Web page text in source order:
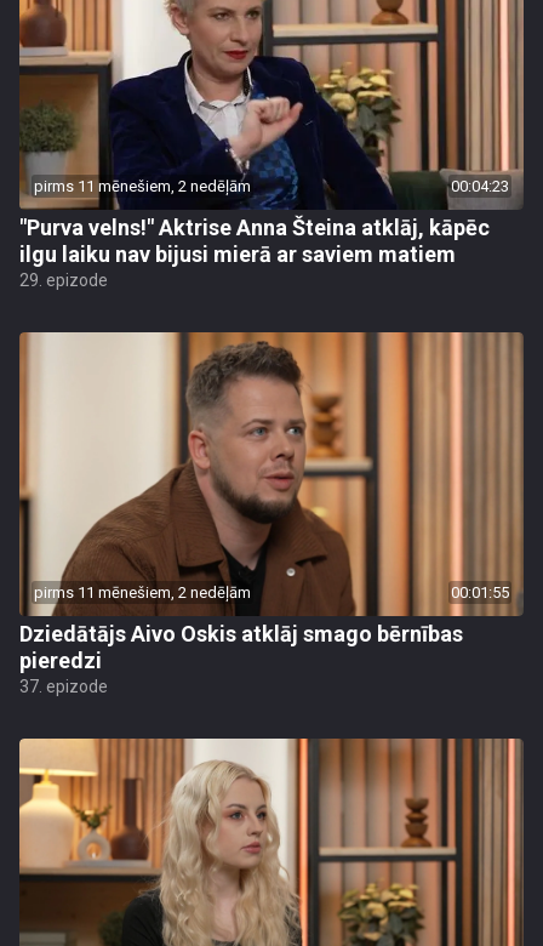
pirms 11 mēnešiem, 2 nedēļām 00:04:23
"Purva velns!" Aktrise Anna Šteina atklāj, kāpēc
ilgu laiku nav bijusi mierā ar saviem matiem
29. epizode
pirms 11 mēnešiem, 2 nedēļām 00:01:55
Dziedātājs Aivo Oskis atklāj smago bērnības
pieredzi
37. epizode